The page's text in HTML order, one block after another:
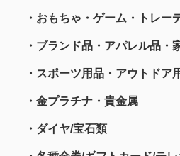
・おもちゃ・ゲーム・トレー
・ブランド品・アパレル品・
・スポーツ用品・アウトドア
・金プラチナ・貴金属
・ ダイヤ/宝石類